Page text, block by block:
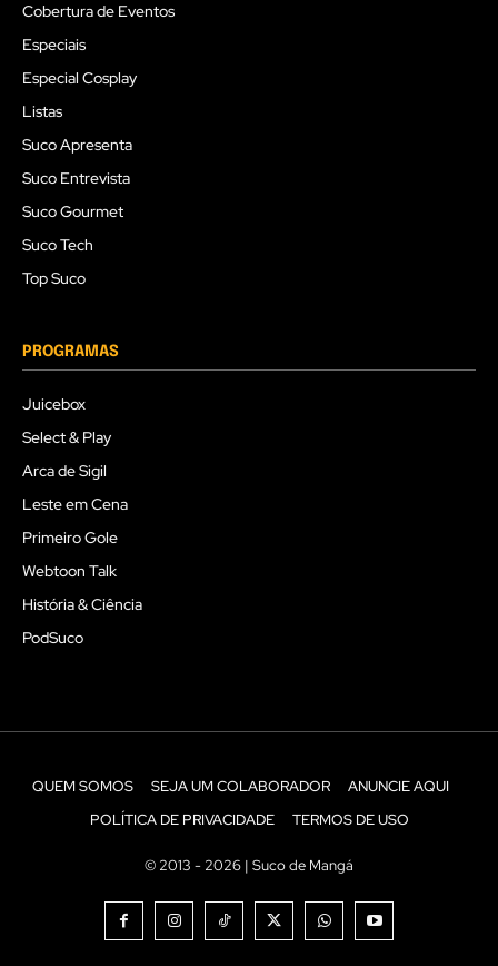
Cobertura de Eventos
Especiais
Especial Cosplay
Listas
Suco Apresenta
Suco Entrevista
Suco Gourmet
Suco Tech
Top Suco
PROGRAMAS
Juicebox
Select & Play
Arca de Sigil
Leste em Cena
Primeiro Gole
Webtoon Talk
História & Ciência
PodSuco
QUEM SOMOS SEJA UM COLABORADOR
ANUNCIE AQUI
POLÍTICA DE PRIVACIDADE
TERMOS DE USO
© 2013 - 2026 | Suco de Mangá